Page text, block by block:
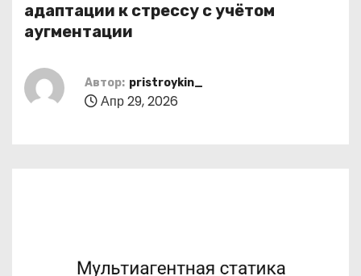
адаптации к стрессу с учётом
аугментации
Автор: pristroykin_
Апр 29, 2026